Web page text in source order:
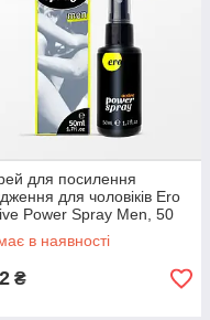
для посилення
для чоловіків Ero
Power Spray Men, 50
в наявності
₴